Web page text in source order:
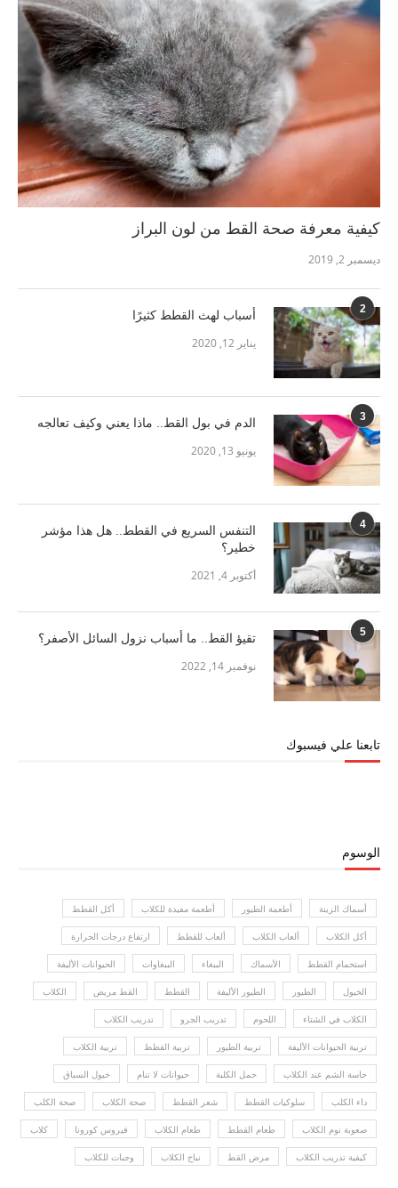
كيفية معرفة صحة القط من لون البراز
ديسمبر 2, 2019
2 أسباب لهث القطط كثيرًا
يناير 12, 2020
3 الدم في بول القط.. ماذا يعني وكيف تعالجه
يونيو 13, 2020
4
التنفس السريع في القطط.. هل هذا مؤشر
خطير؟
أكتوبر 4, 2021
5 تقيؤ القط.. ما أسباب نزول السائل الأصفر؟
نوفمبر 14, 2022
تابعنا علي فيسبوك
الوسوم
أسماك الزينة أطعمة الطيور أطعمة مفيدة للكلاب أكل القطط
أكل الكلاب ألعاب الكلاب ألعاب للقطط ارتفاع درجات الحرارة
استحمام القطط الأسماك الببغاء الببغاوات الحيوانات الأليفة
الخيول الطيور الطيور الأليفة القطط القط مريض الكلاب
الكلاب في الشتاء اللحوم تدريب الجرو تدريب الكلاب
تربية الحيوانات الأليفة تربية الطيور تربية القطط تربية الكلاب
حاسة الشم عند الكلاب حمل الكلبة حيوانات لا تنام خيول السباق
داء الكلب سلوكيات القطط شعر القطط صحة الكلاب صحة الكلب
صعوبة نوم الكلاب طعام القطط طعام الكلاب فيروس كورونا كلاب
كيفية تدريب الكلاب مرض القط نباح الكلاب وجبات للكلاب